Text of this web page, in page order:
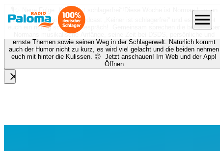
🎙️✨ Neue Folge „Keiner ist schlagerfrei“!
Diese Woche ist Norman Langen
bei Nora zu Gast beim Podcast „Keiner ist schlagerfrei“ und es erwartet
euch ein richtig schönes Gespräch! Gemeinsam sprechen die beiden über
Normans musikalische Anfänge, seine Zeit bei DSDS, persönliche und
ernste Themen sowie seinen Weg in der Schlagerwelt. Natürlich kommt
auch der Humor nicht zu kurz, es wird viel gelacht und die beiden nehmen
euch mit hinter die Kulissen. 😊 Jetzt anschauen! Im Web und der App!
Öffnen
close
menu